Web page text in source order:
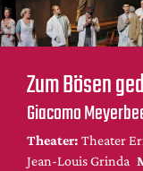
Bühnenwelt
Festivals &
Menschen &
Themen
Internationales
Nachrufe
Zum Bösen
Giacomo
Theater: Theater
Jean-Louis Grinda